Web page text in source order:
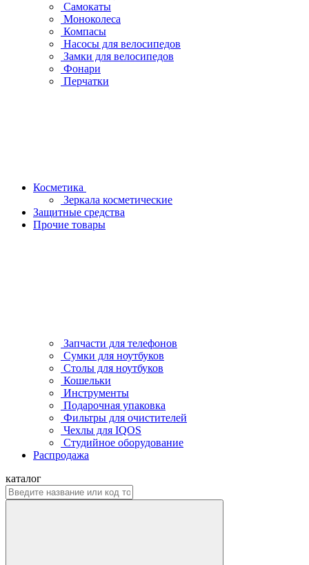
Самокаты
Моноколеса
Компасы
Насосы для велосипедов
Замки для велосипедов
Фонари
Перчатки
Косметика
Зеркала косметические
Защитные средства
Прочие товары
Запчасти для телефонов
Сумки для ноутбуков
Столы для ноутбуков
Кошельки
Инструменты
Подарочная упаковка
Фильтры для очистителей
Чехлы для IQOS
Студийное оборудование
Распродажа
каталог